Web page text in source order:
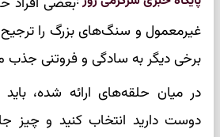
غیرمعمول و سنگ‌های بزرگ را
برخی دیگر به سادگی و فروتنی جذب
در میان حلقه‌های ارائه شده،
دوست دارید انتخاب کنید و چیز